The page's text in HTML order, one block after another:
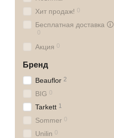
Хит продаж! 0
Бесплатная доставка 🛈
0
Акция 0
Бренд
Beauflor 2
BIG 0
Tarkett 1
Sommer 0
Unilin 0